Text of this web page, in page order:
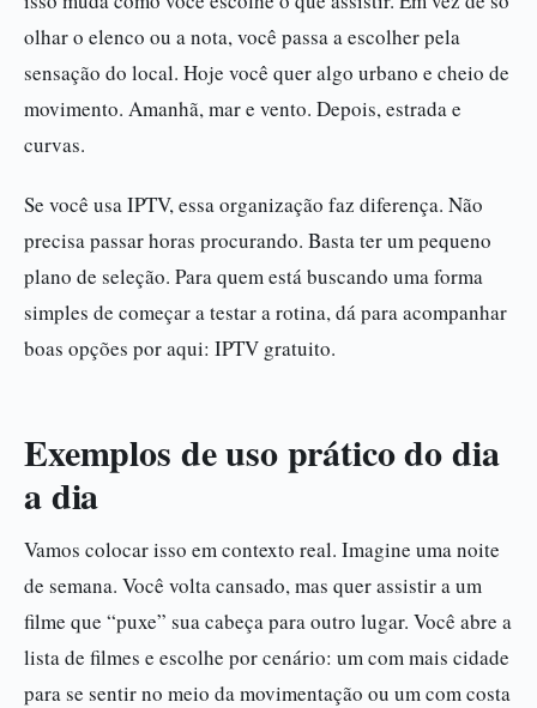
olhar o elenco ou a nota, você passa a escolher pela
sensação do local. Hoje você quer algo urbano e cheio de
movimento. Amanhã, mar e vento. Depois, estrada e
curvas.
Se você usa IPTV, essa organização faz diferença. Não
precisa passar horas procurando. Basta ter um pequeno
plano de seleção. Para quem está buscando uma forma
simples de começar a testar a rotina, dá para acompanhar
boas opções por aqui: IPTV gratuito.
Exemplos de uso prático do dia
a dia
Vamos colocar isso em contexto real. Imagine uma noite
de semana. Você volta cansado, mas quer assistir a um
filme que “puxe” sua cabeça para outro lugar. Você abre a
lista de filmes e escolhe por cenário: um com mais cidade
para se sentir no meio da movimentação ou um com costa